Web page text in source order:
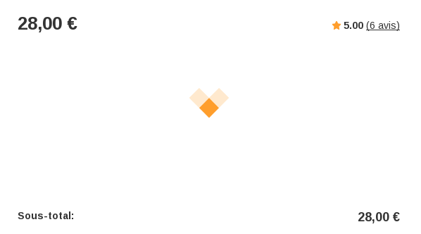
28,00 € 5.00 (6 avis)
Sous-total: 28,00 €